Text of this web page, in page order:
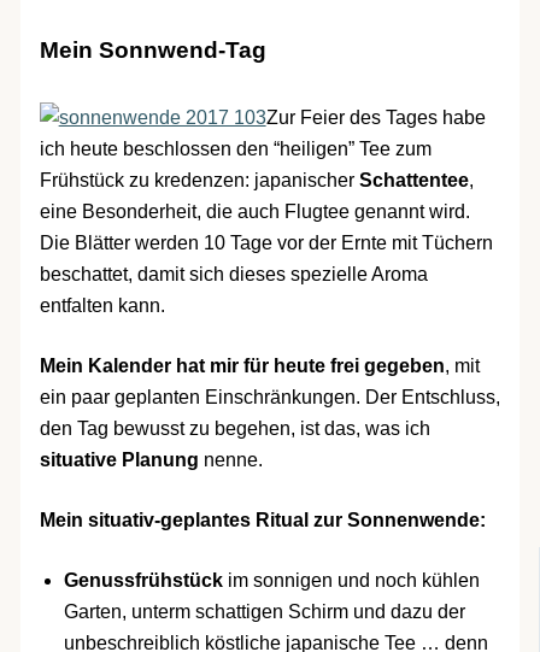
Mein Sonnwend-Tag
Zur Feier des Tages habe
ich heute beschlossen den “heiligen” Tee zum
Frühstück zu kredenzen: japanischer Schattentee,
eine Besonderheit, die auch Flugtee genannt wird.
Die Blätter werden 10 Tage vor der Ernte mit Tüchern
beschattet, damit sich dieses spezielle Aroma
entfalten kann.
Mein Kalender hat mir für heute frei gegeben, mit
ein paar geplanten Einschränkungen. Der Entschluss,
den Tag bewusst zu begehen, ist das, was ich
situative Planung nenne.
Mein situativ-geplantes Ritual zur Sonnenwende:
Genussfrühstückim sonnigen und noch kühlen
Garten, unterm schattigen Schirm und dazu der
unbeschreiblich köstliche japanische Tee … denn